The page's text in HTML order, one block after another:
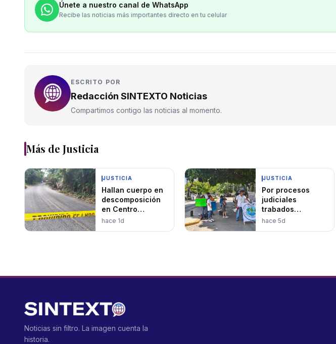
Únete a nuestro canal de WhatsApp
Recibe las noticias más importantes directo en tu celular
ESCRITO POR
Redacción SINTEXTO Noticias
Compartimos contigo las noticias al momento.
Más de Justicia
JUSTICIA
Hallan cuerpo en
descomposición
en Centro
presuntamente de
hace 1d
JUSTICIA
Por procesos
judiciales
trabados
bloquean familias
hace 5d
Noticias sin filtro. La imagen cuenta la
historia.